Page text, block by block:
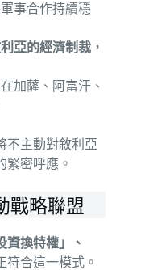
軍事合作持續穩
亞的經濟制裁 ，
在加薩、阿富汗、
不主動對敘利亞
緊密呼應。
戰略聯盟
資換特權」、
符合這一模式。